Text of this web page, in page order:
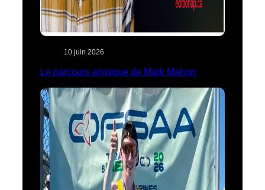
10 juin 2026
Le parcours atypique de Mark Mahon